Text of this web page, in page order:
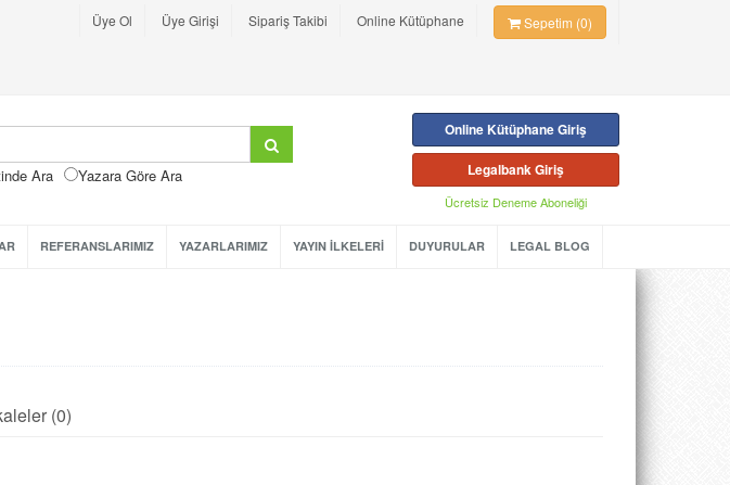
Üye Ol Üye Girişi Sipariş Takibi Online Kütüphane Sepetim (0)
Ara
Yazara Göre Ara
Online Kütüphane Giriş
Legalbank Giriş
Ücretsiz Deneme Aboneliği
REFERANSLARIMIZ YAZARLARIMIZ YAYIN İLKELERİ DUYURULAR LEGAL BLOG
(0)